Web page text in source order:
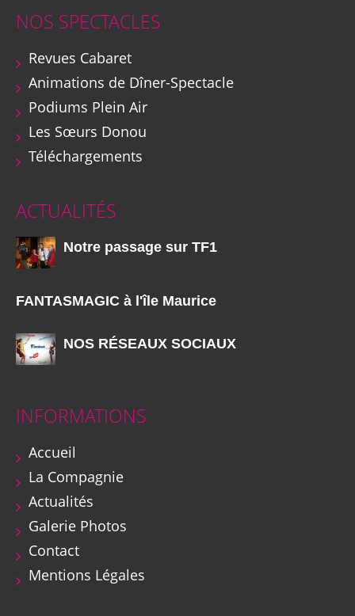
NOS SPECTACLES
Revues Cabaret
Animations de Dîner-Spectacle
Podiums Plein Air
Les Sœurs Donou
Téléchargements
ACTUALITÉS
Notre passage sur TF1
FANTASMAGIC à l'île Maurice
NOS RÉSEAUX SOCIAUX
INFORMATIONS
Accueil
La Compagnie
Actualités
Galerie Photos
Contact
Mentions Légales